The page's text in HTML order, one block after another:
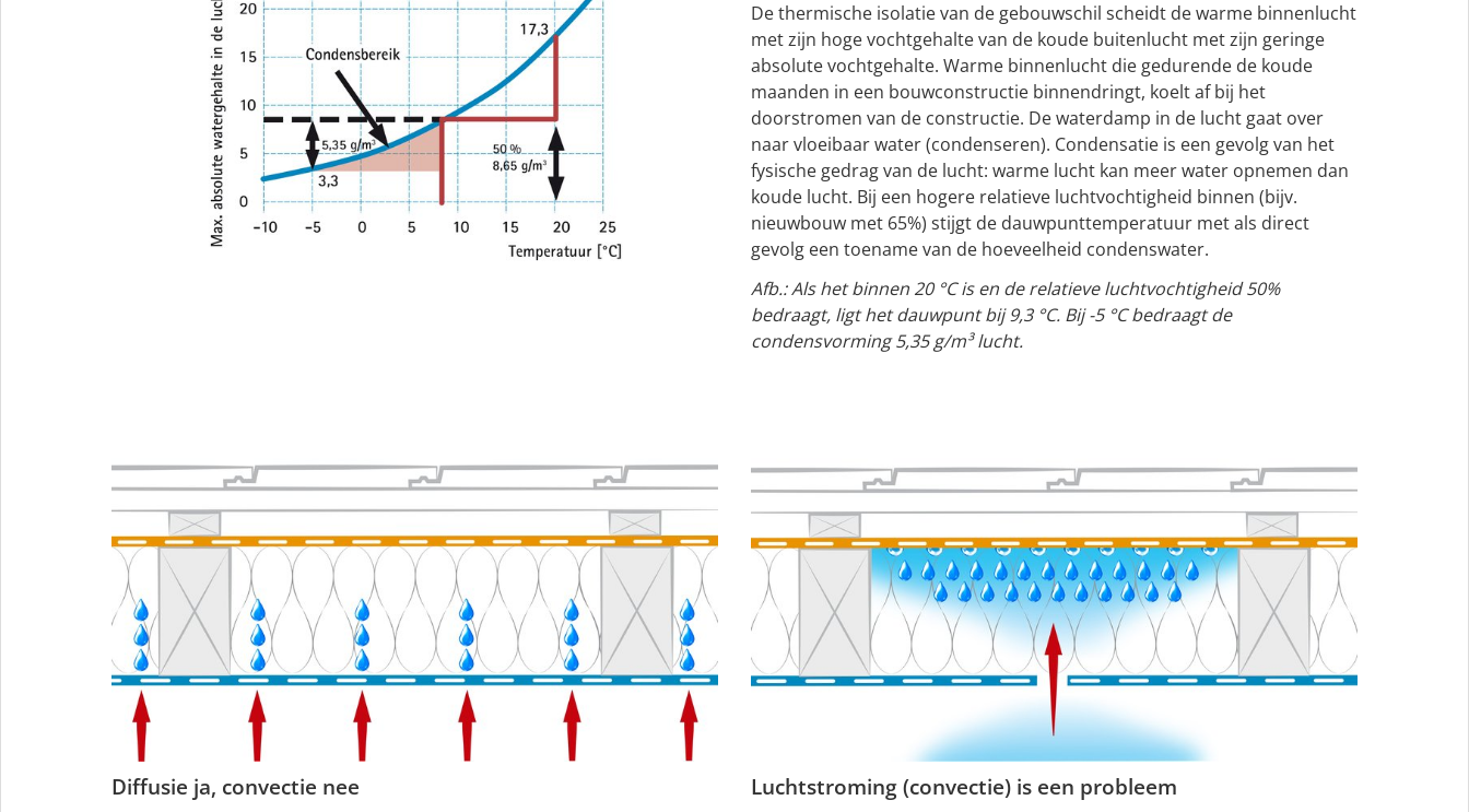
De thermische isolatie van de gebouwschil scheidt de warme binnenlucht
met zijn hoge vochtgehalte van de koude buitenlucht met zijn geringe
absolute vochtgehalte. Warme binnenlucht die gedurende de koude
maanden in een bouwconstructie binnendringt, koelt af bij het
doorstromen van de constructie. De waterdamp in de lucht gaat over
naar vloeibaar water (condenseren). Condensatie is een gevolg van het
fysische gedrag van de lucht: warme lucht kan meer water opnemen dan
koude lucht. Bij een hogere relatieve luchtvochtigheid binnen (bijv.
nieuwbouw met 65%) stijgt de dauwpunttemperatuur met als direct
gevolg een toename van de hoeveelheid condenswater.
Afb.: Als het binnen 20 °C is en de relatieve luchtvochtigheid 50%
bedraagt, ligt het dauwpunt bij 9,3 °C. Bij -5 °C bedraagt de
condensvorming 5,35 g/m³ lucht.
Diffusie ja, convectie nee Luchtstroming (convectie) is een probleem